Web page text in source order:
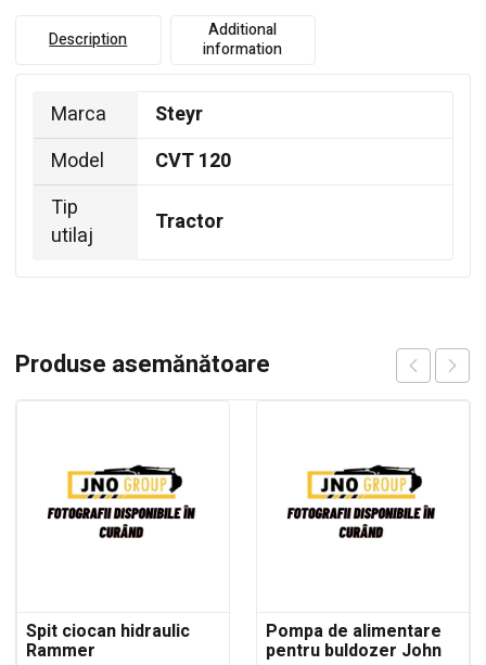
Description
Additional
information
Marca
Steyr
Model
CVT 120
Tip
utilaj
Tractor
Produse asemănătoare
Spit ciocan hidraulic
Rammer
Pompa de alimentare
pentru buldozer John